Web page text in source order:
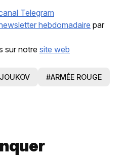
Telegram
hebdomadaire par
sur notre site web
#ARMÉE ROUGE